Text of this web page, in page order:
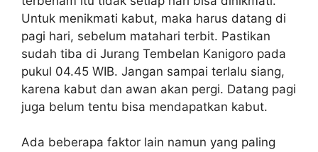
Untuk menikmati kabut, maka harus datang di
pagi hari, sebelum matahari terbit. Pastikan
sudah tiba di Jurang Tembelan Kanigoro pada
pukul 04.45 WIB. Jangan sampai terlalu siang,
karena kabut dan awan akan pergi. Datang pagi
juga belum tentu bisa mendapatkan kabut.
Ada beberapa faktor lain namun yang paling